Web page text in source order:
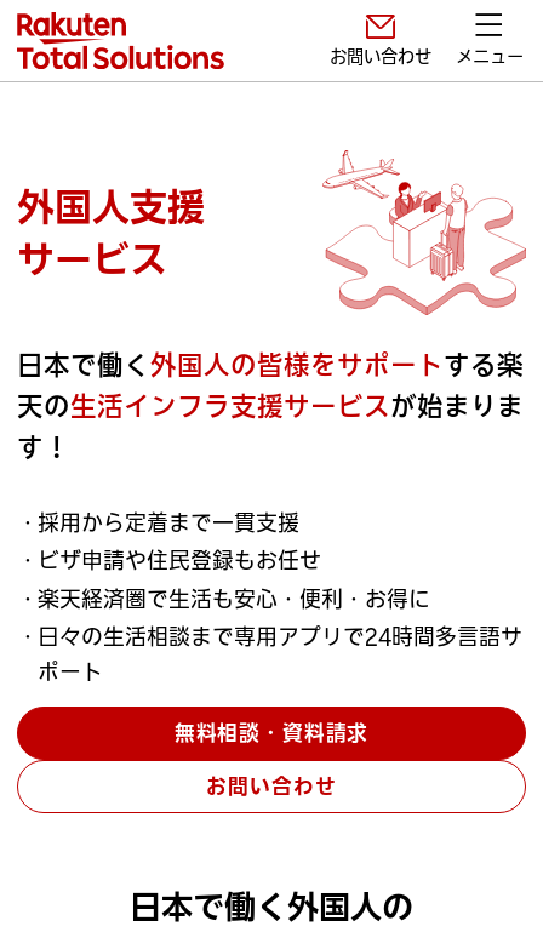
お問い合わせ メニュー
外国人支援
サービス
日本で働く外国人の皆様をサポートする楽
天の生活インフラ支援サービス が始まりま
す！
採用から定着まで一貫支援
ビザ申請や住民登録もお任せ
楽天経済圏で生活も安心・便利・お得に
日々の生活相談まで専用アプリで24時間多言語サ
ポート
無料相談・資料請求
お問い合わせ
日本で働く外国人の